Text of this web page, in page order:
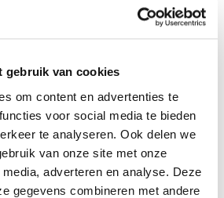
gebruik van cookies
om content en advertenties te
voor social media te bieden
te analyseren. Ook delen we
van onze site met onze
adverteren en analyse. Deze
gegevens combineren met andere
het buitenland: wat
2026: de drukste dagen
en hoe je de file doorkomt